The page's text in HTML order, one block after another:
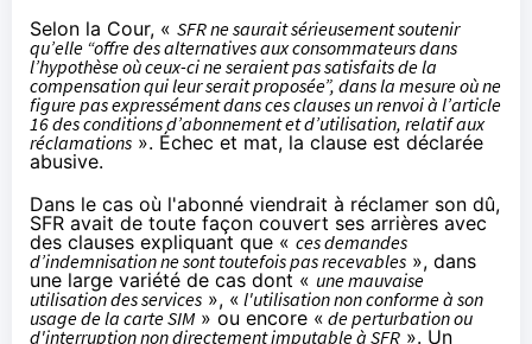
Selon la Cour, « SFRne saurait sérieusement soutenir
qu’elle “offre des alternatives aux consommateurs dans
l’hypothèse où ceux-ci ne seraient pas satisfaits de la
compensation qui leur serait proposée”, dans la mesure où ne
figure pas expressément dans ces clauses un renvoi à l’article
16 des conditions d’abonnement et d’utilisation, relatif aux
réclamations ». Échec et mat, la clause est déclarée
abusive.
Dans le cas où l'abonné viendrait à réclamer son dû,
SFR avait de toute façon couvert ses arrières avec
des clauses expliquant que « ces demandes
d’indemnisation ne sont toutefois pas recevables », dans
une large variété de cas dont « une mauvaise
utilisation des services », « l'utilisation non conforme à son
usage de la carte SIM» ou encore « de perturbation ou
d'interruption non directement imputable à SFR ». Un